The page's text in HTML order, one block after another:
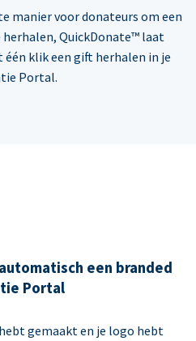
manier voor donateurs om een
QuickDonate™ laat
klik een gift herhalen in je
Portal.
een branded
Portal
gemaakt en je logo hebt